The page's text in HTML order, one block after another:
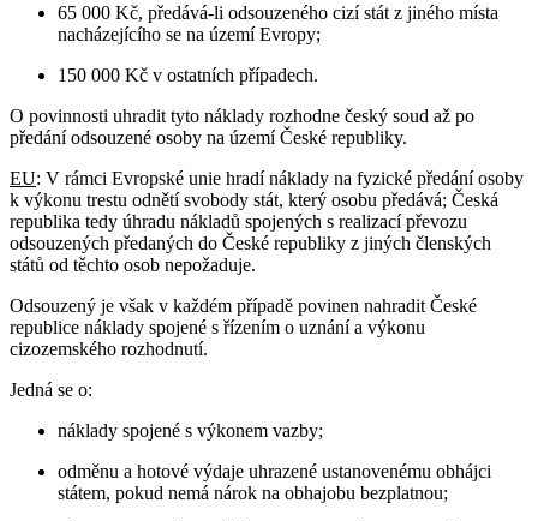
65 000 Kč, předává-li odsouzeného cizí stát z jiného místa
nacházejícího se na území Evropy;
150 000 Kč v ostatních případech.
O povinnosti uhradit tyto náklady rozhodne český soud až po
předání odsouzené osoby na území České republiky.
EU: V rámci Evropské unie hradí náklady na fyzické předání osoby
k výkonu trestu odnětí svobody stát, který osobu předává; Česká
republika tedy úhradu nákladů spojených s realizací převozu
odsouzených předaných do České republiky z jiných členských
států od těchto osob nepožaduje.
Odsouzený je však v každém případě povinen nahradit České
republice náklady spojené s řízením o uznání a výkonu
cizozemského rozhodnutí.
Jedná se o:
náklady spojené s výkonem vazby;
odměnu a hotové výdaje uhrazené ustanovenému obhájci
státem, pokud nemá nárok na obhajobu bezplatnou;